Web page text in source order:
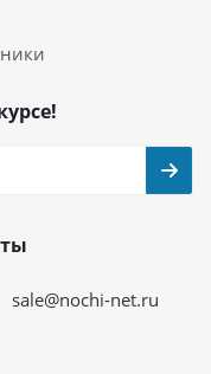
sale@nochi-net.ru